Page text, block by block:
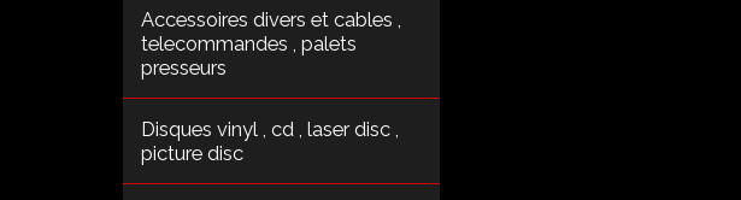
Accessoires divers et cables ,
telecommandes , palets
presseurs
Disques vinyl , cd , laser disc ,
picture disc